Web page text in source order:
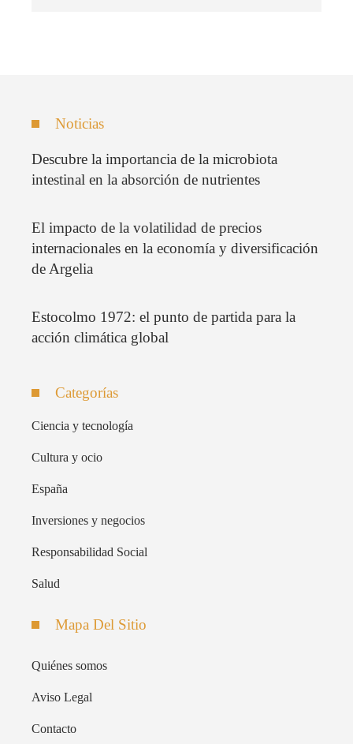
Noticias
Descubre la importancia de la microbiota
intestinal en la absorción de nutrientes
El impacto de la volatilidad de precios
internacionales en la economía y diversificación
de Argelia
Estocolmo 1972: el punto de partida para la
acción climática global
Categorías
Ciencia y tecnología
Cultura y ocio
España
Inversiones y negocios
Responsabilidad Social
Salud
Mapa Del Sitio
Quiénes somos
Aviso Legal
Contacto